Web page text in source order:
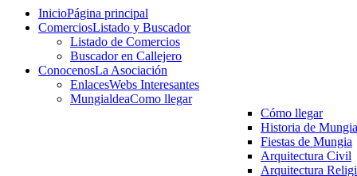
InicioPágina principal
ComerciosListado y Buscador
Listado de Comercios
Buscador en Callejero
ConocenosLa Asociación
EnlacesWebs Interesantes
MungialdeaComo llegar
Cómo llegar
Historia de Mungia
Fiestas de Mungia
Arquitectura Civil
Arquitectura